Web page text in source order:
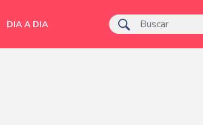
DIA A DIA